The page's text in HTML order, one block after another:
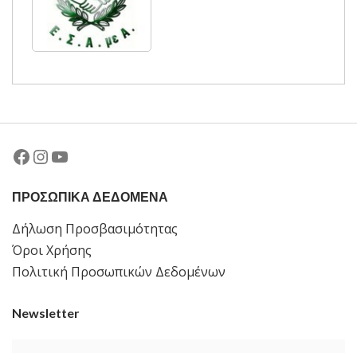
Facebook
Instagram
YouTube
ΠΡΟΣΩΠΙΚΑ ΔΕΔΟΜΕΝΑ
Δήλωση Προσβασιμότητας
Όροι Χρήσης
Πολιτική Προσωπικών Δεδομένων
Newsletter